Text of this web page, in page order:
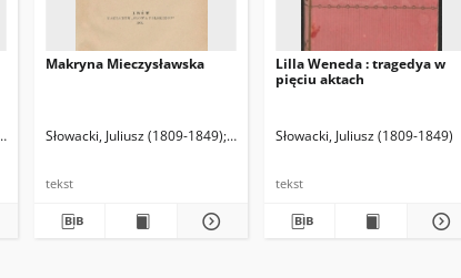
Biegeleisen, Henryk (1855-1934). Redaktor
Makryna Mieczysławska
Słowacki, Juliusz (1809-1849) Biegeleisen, Henryk (1855-1934). Wyd.
tekst
Lilla Weneda : tragedya w
pięciu aktach
Słowacki, Juliusz (1809-1849)
tekst